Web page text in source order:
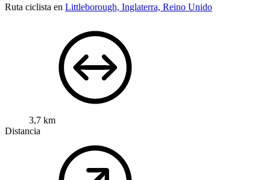
Ruta ciclista en Littleborough, Inglaterra, Reino Unido
3,7 km
Distancia